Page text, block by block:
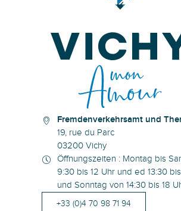
Fremdenverkehrsamt und
19, rue du Parc
03200 Vichy
Öffnungszeiten : Montag bis
9:30 bis 12 Uhr und ed 13:30
und Sonntag von 14:30 bis 18
+33 (0)4 70 98 71 94